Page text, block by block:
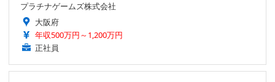
プラチナゲームズ株式会社
大阪府
年収500万円～1,200万円
正社員